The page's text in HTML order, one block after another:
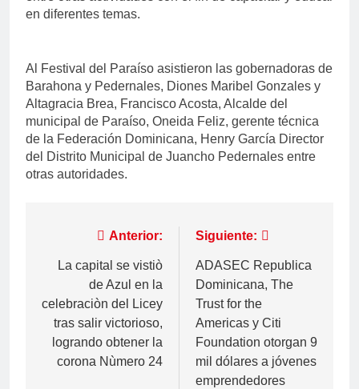
en diferentes temas.
Al Festival del Paraíso asistieron las gobernadoras de
Barahona y Pedernales, Diones Maribel Gonzales y
Altagracia Brea, Francisco Acosta, Alcalde del
municipal de Paraíso, Oneida Feliz, gerente técnica
de la Federación Dominicana, Henry García Director
del Distrito Municipal de Juancho Pedernales entre
otras autoridades.
Navegación
de
entradas
Anterior:
La capital se vistiò
de Azul en la
celebraciòn del Licey
tras salir victorioso,
logrando obtener la
corona Nùmero 24
Siguiente:
ADASEC Republica
Dominicana, The
Trust for the
Americas y Citi
Foundation otorgan 9
mil dólares a jóvenes
emprendedores